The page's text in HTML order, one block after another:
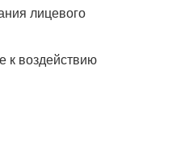
лицевого
к воздействию